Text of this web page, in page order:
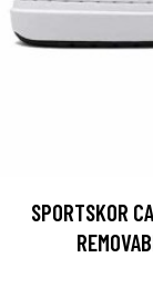
SPORTSKOR